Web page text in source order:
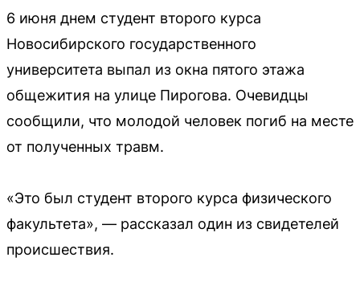
6 июня днем студент второго курса
Новосибирского государственного
университета выпал из окна пятого этажа
общежития на улице Пирогова. Очевидцы
сообщили, что молодой человек погиб на месте
от полученных травм.
«Это был студент второго курса физического
факультета», — рассказал один из свидетелей
происшествия.